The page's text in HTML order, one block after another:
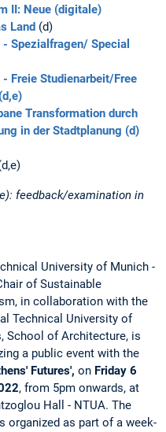
II: Neue (digitale)
Land (d)
Spezialfragen/ Special
Freie Studienarbeit/Free
Transformation durch
in der Stadtplanung (d)
feedback/examination in
University of Munich -
of Sustainable
in collaboration with the
Technical University of
School of Architecture, is
a public event with the
Futures', on Friday 6
, from 5pm onwards, at
Hall - NTUA. The
organized as part of a week-